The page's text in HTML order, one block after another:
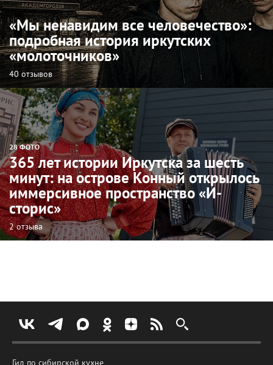
«Мы ненавидим все человечество»:
подробная история иркутских
«молоточников»
40 отзывов
28 ФОТО
365 лет истории Иркутска за шесть
минут: на острове Конный открылось
иммерсивное пространство «И-
сторис»
2 отзыва
Гид по сибирской кухне